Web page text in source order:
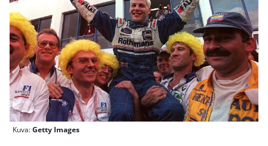
Kuva:Getty Images